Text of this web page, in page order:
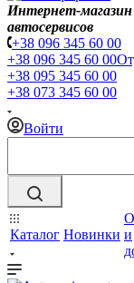
Интернет-
автосервисов
+38 096 345 60 00
+38 096 345 60 00
+38 095 345 60 00
+38 073 345 60 00
Войти
Каталог Новинки и